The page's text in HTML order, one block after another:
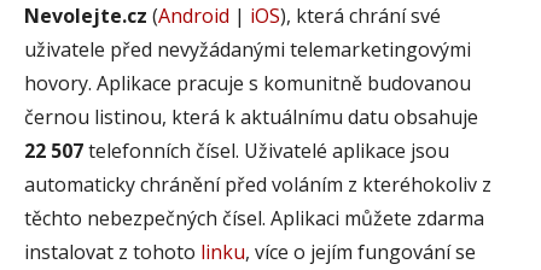
Nevolejte.cz (Android | iOS), která chrání své
uživatele před nevyžádanými telemarketingovými
hovory. Aplikace pracuje s komunitně budovanou
černou listinou, která k aktuálnímu datu obsahuje
22 507telefonních čísel. Uživatelé aplikace jsou
automaticky chránění před voláním z kteréhokoliv z
těchto nebezpečných čísel. Aplikaci můžete zdarma
instalovat z tohoto linku, více o jejím fungování se